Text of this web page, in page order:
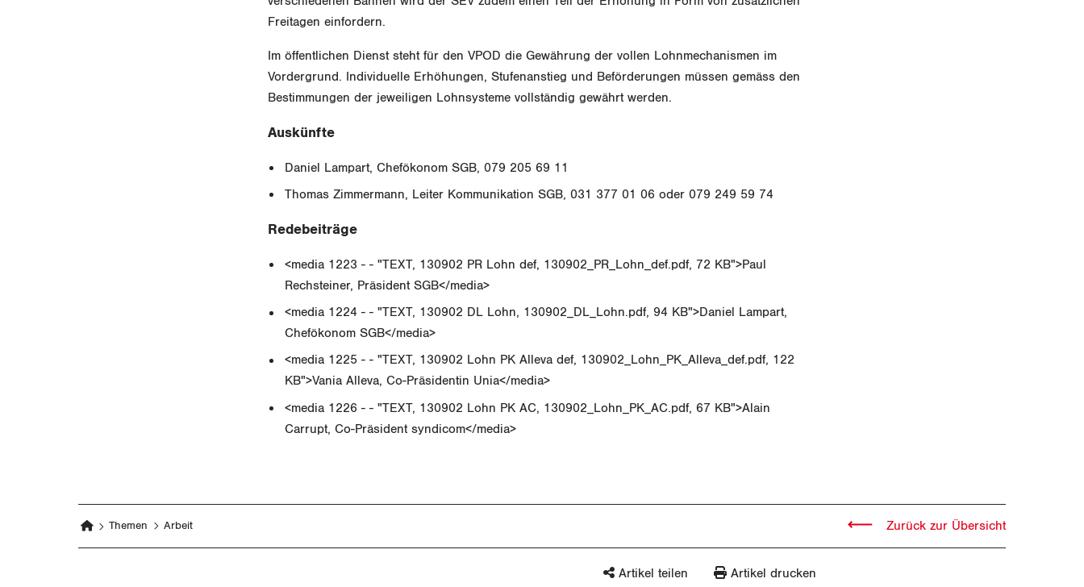
Freitagen einfordern.
Im öffentlichen Dienst steht für den VPOD die Gewährung der vollen Lohnmechanismen im
Vordergrund. Individuelle Erhöhungen, Stufenanstieg und Beförderungen müssen gemäss den
Bestimmungen der jeweiligen Lohnsysteme vollständig gewährt werden.
Auskünfte
Daniel Lampart, Chefökonom SGB, 079 205 69 11
Thomas Zimmermann, Leiter Kommunikation SGB, 031 377 01 06 oder 079 249 59 74
Redebeiträge
<media 1223 - - "TEXT, 130902 PR Lohn def, 130902_PR_Lohn_def.pdf, 72 KB">Paul
Rechsteiner, Präsident SGB</media>
<media 1224 - - "TEXT, 130902 DL Lohn, 130902_DL_Lohn.pdf, 94 KB">Daniel Lampart,
Chefökonom SGB</media>
<media 1225 - - "TEXT, 130902 Lohn PK Alleva def, 130902_Lohn_PK_Alleva_def.pdf, 122
KB">Vania Alleva, Co-Präsidentin Unia</media>
<media 1226 - - "TEXT, 130902 Lohn PK AC, 130902_Lohn_PK_AC.pdf, 67 KB">Alain
Carrupt, Co-Präsident syndicom</media>
Themen Arbeit Zurück zur Übersicht
Artikel teilen Artikel drucken